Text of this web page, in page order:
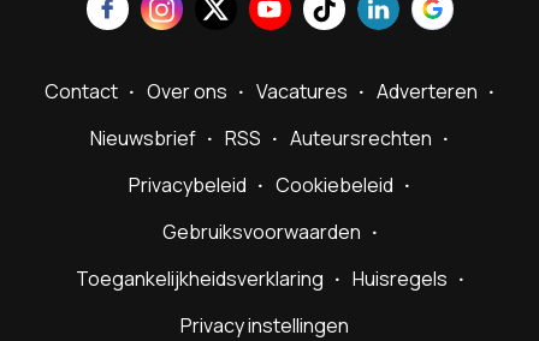
Contact Over ons Vacatures
Adverteren
Nieuwsbrief
RSS
Auteursrechten
Privacybeleid
Cookiebeleid
Gebruiksvoorwaarden
Toegankelijkheidsverklaring
Huisregels
Privacy instellingen